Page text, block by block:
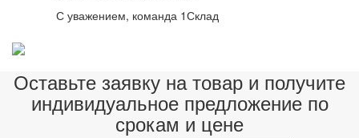
С уважением, команда 1Склад
Оставьте заявку на товар и получите
индивидуальное предложение по
срокам и цене